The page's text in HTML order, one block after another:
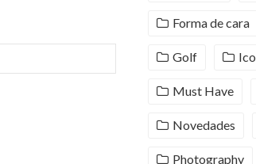
Forma de cara
Golf
Must Have
Novedades
Photography